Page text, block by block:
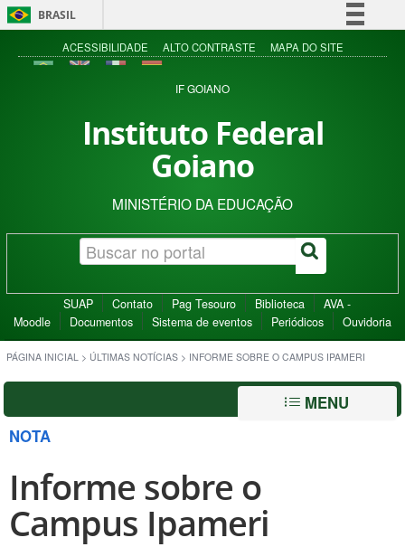
BRASIL
Simplifique!
Acesso à informação
ACESSIBILIDADE ALTO CONTRASTE MAPA DO SITE
IF GOIANO
Instituto Federal
Goiano
MINISTÉRIO DA EDUCAÇÃO
SUAP Contato Pag Tesouro Biblioteca
AVA -
Moodle
Documentos Sistema de eventos Periódicos Ouvidoria
PÁGINA INICIAL > ÚLTIMAS NOTÍCIAS > INFORME SOBRE O CAMPUS IPAMERI
MENU
NOTA
Informe sobre o
Campus Ipameri